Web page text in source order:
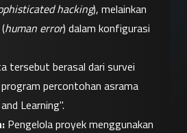
hacking), melainkan
human error) dalam konfigurasi
tersebut berasal dari survei
percontohan asrama
Learning".
Pengelola proyek menggunakan